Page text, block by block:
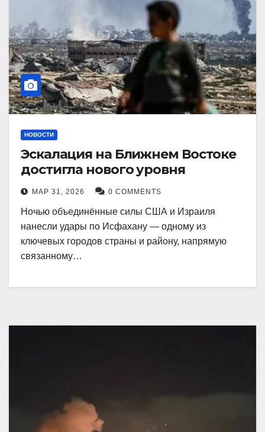
НОВОСТИ
Эскалация на Ближнем Востоке
достигла нового уровня
МАР 31, 2026 0 COMMENTS
Ночью объединённые силы США и Израиля
нанесли удары по Исфахану — одному из
ключевых городов страны и району, напрямую
связанному…